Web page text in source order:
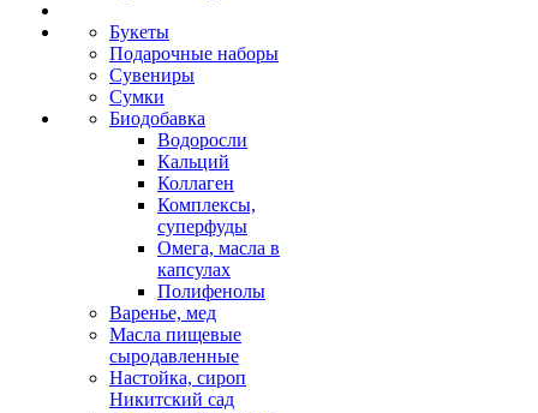
Букеты
Подарочные наборы
Сувениры
Сумки
Биодобавка
Водоросли
Кальций
Коллаген
Комплексы,
суперфуды
Омега, масла в
капсулах
Полифенолы
Варенье, мед
Масла пищевые
сыродавленные
Настойка, сироп
Никитский сад